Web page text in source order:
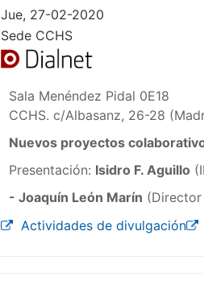
Jue, 27-02-2020
Sede CCHS
Sala Menéndez Pidal 0E18
CCHS. c/Albasanz, 26-28
Nuevos proyectos
Presentación: Isidro F. Aguillo
- Joaquín León Marín (Director
Actividades de divulgación